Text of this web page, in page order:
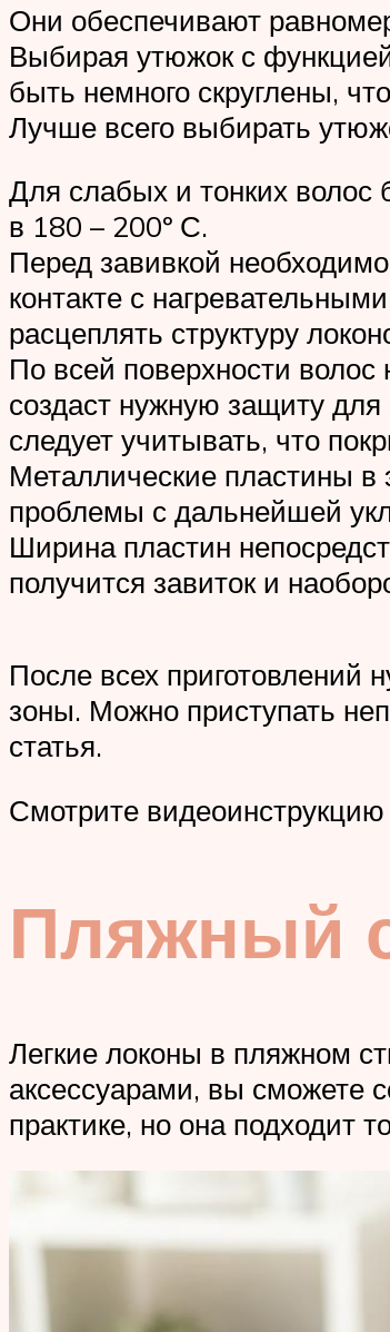
Они обеспечивают
Выбирая утюжок с
быть немного скруглены,
Лучше всего выбирать
Для слабых и тонких волос
в 180 – 200º С.
Перед завивкой
контакте с
расцеплять структуру
По всей поверхности
создаст нужную защиту
следует учитывать, что
Металлические пластины в
проблемы с дальнейшей
Ширина пластин
получится завиток и
После всех приготовлений
зоны. Можно приступать
статья.
Смотрите видеоинструкцию
Пляжный
Легкие локоны в пляжном
аксессуарами, вы сможете
практике, но она подходит